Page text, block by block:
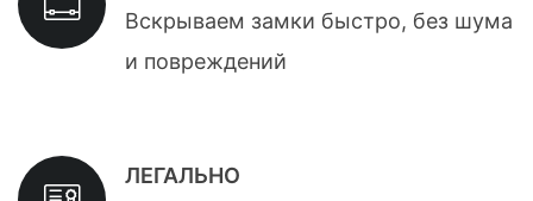
Вскрываем замки быстро, без шума
и повреждений
ЛЕГАЛЬНО